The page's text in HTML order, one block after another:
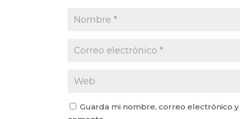
Guarda mi nombre, correo electrónico